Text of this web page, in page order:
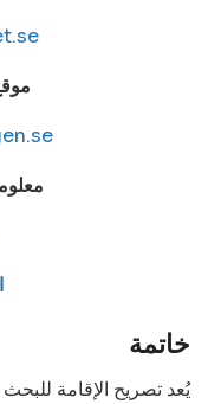
خاتمة
يُعد تصريح الإقامة